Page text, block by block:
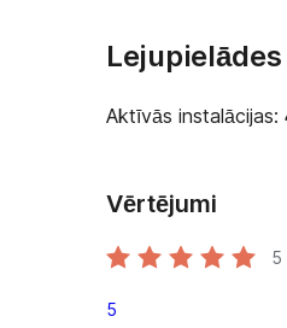
Aktīvās instalācijas:
Vērtējumi
5
5